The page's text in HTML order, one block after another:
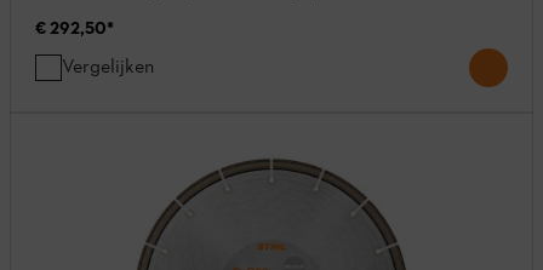
€ 292,50*
Vergelijken